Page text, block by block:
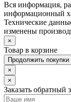
Вся информация,
информационный
Технические
изменены
×
Товар в корзине
Продолжить покупки
×
×
Заказать обратный